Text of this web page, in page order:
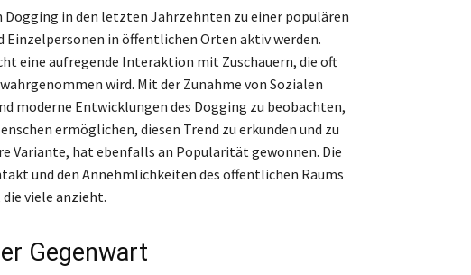
in den letzten Jahrzehnten zu einer populären
Einzelpersonen in öffentlichen Orten aktiv werden.
eine aufregende Interaktion mit Zuschauern, die oft
wird. Mit der Zunahme von Sozialen
moderne Entwicklungen des Dogging zu beobachten,
ermöglichen, diesen Trend zu erkunden und zu
Variante, hat ebenfalls an Popularität gewonnen. Die
und den Annehmlichkeiten des öffentlichen Raums
viele anzieht.
Gegenwart